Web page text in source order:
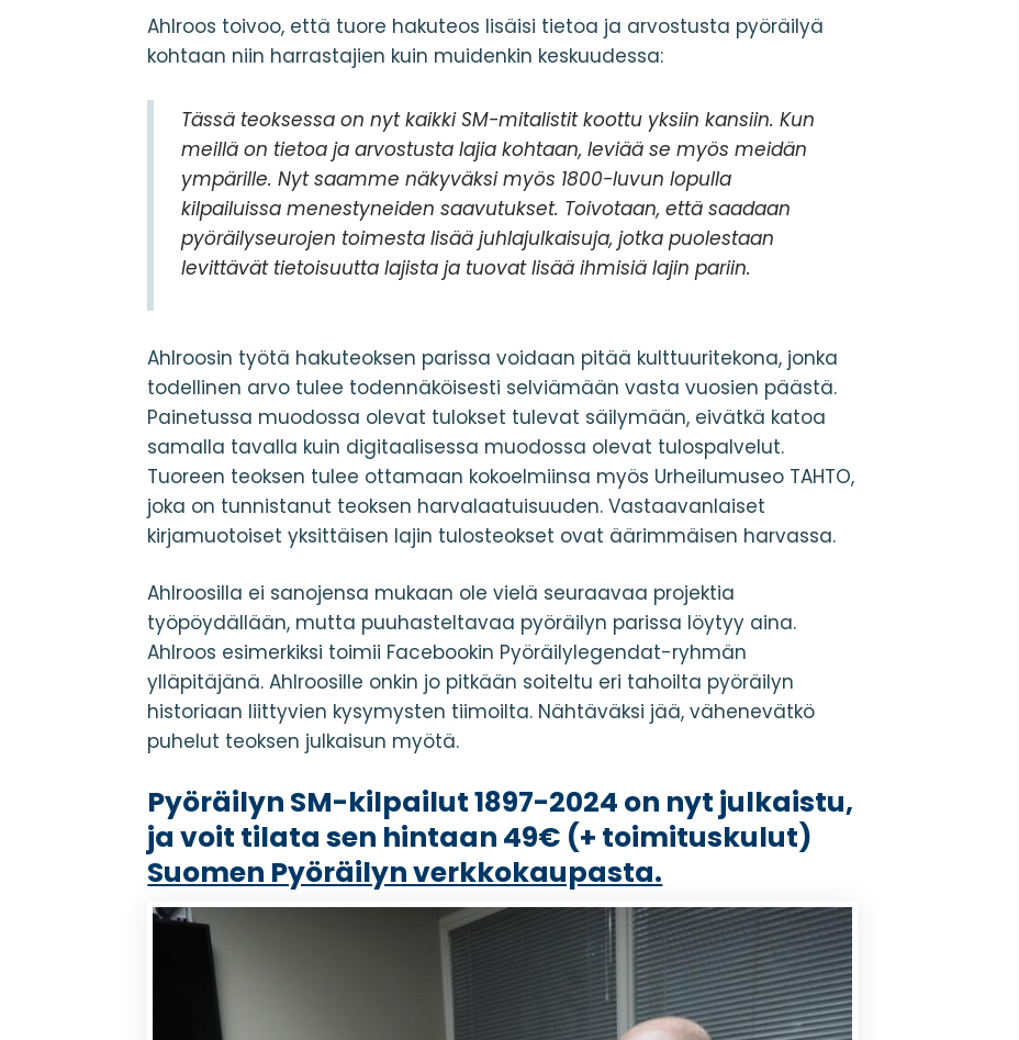
Ahlroos toivoo, että tuore hakuteos lisäisi tietoa ja arvostusta pyöräilyä
kohtaan niin harrastajien kuin muidenkin keskuudessa:
Tässä teoksessa on nyt kaikki SM-mitalistit koottu yksiin kansiin. Kun
meillä on tietoa ja arvostusta lajia kohtaan, leviää se myös meidän
ympärille. Nyt saamme näkyväksi myös 1800-luvun lopulla
kilpailuissa menestyneiden saavutukset. Toivotaan, että saadaan
pyöräilyseurojen toimesta lisää juhlajulkaisuja, jotka puolestaan
levittävät tietoisuutta lajista ja tuovat lisää ihmisiä lajin pariin.
Ahlroosin työtä hakuteoksen parissa voidaan pitää kulttuuritekona, jonka
todellinen arvo tulee todennäköisesti selviämään vasta vuosien päästä.
Painetussa muodossa olevat tulokset tulevat säilymään, eivätkä katoa
samalla tavalla kuin digitaalisessa muodossa olevat tulospalvelut.
Tuoreen teoksen tulee ottamaan kokoelmiinsa myös Urheilumuseo TAHTO,
joka on tunnistanut teoksen harvalaatuisuuden. Vastaavanlaiset
kirjamuotoiset yksittäisen lajin tulosteokset ovat äärimmäisen harvassa.
Ahlroosilla ei sanojensa mukaan ole vielä seuraavaa projektia
työpöydällään, mutta puuhasteltavaa pyöräilyn parissa löytyy aina.
Ahlroos esimerkiksi toimii Facebookin Pyöräilylegendat-ryhmän
ylläpitäjänä. Ahlroosille onkin jo pitkään soiteltu eri tahoilta pyöräilyn
historiaan liittyvien kysymysten tiimoilta. Nähtäväksi jää, vähenevätkö
puhelut teoksen julkaisun myötä.
Pyöräilyn SM-kilpailut 1897-2024 on nyt julkaistu,
ja voit tilata sen hintaan 49€ (+ toimituskulut)
Suomen Pyöräilyn verkkokaupasta.